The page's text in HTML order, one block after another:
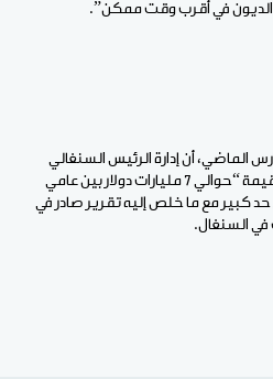
الديون في أقرب وقت ممكن”.
الماضي، أن إدارة الرئيس السنغالي
السابق ماكي صال أخفت ديونا بقيمة “حوالي 7 مليارات دولار بين عامي
إلى حد كبير مع ما خلص إليه تقرير صادر في
السنغال.